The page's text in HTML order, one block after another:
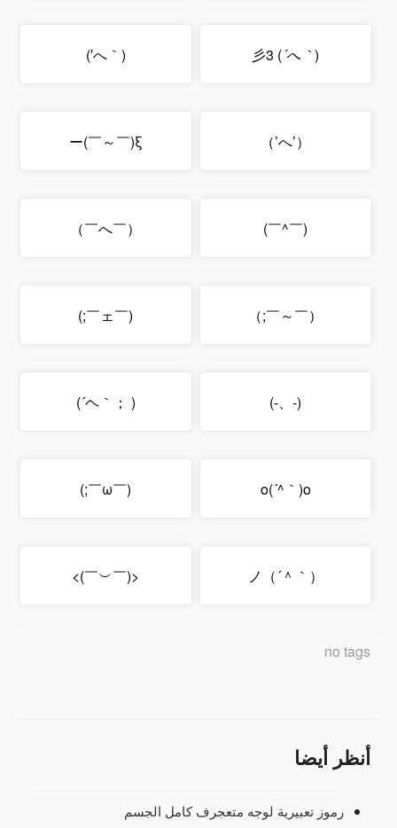
(
｀へ´
) 彡3
(｀へ′)
（’へ’）
ー(￣～￣)ξ
(￣^￣)
（￣へ￣）
（￣～￣;）
(￣ェ￣;)
(-、-)
( ；｀ヘ´)
o(´^｀)o
(￣ω￣;)
（｀＾´）ノ
<(￣︶￣)>
no tags
أنظر أيضا
رموز تعبيرية لوجه متعجرف كامل الجسم